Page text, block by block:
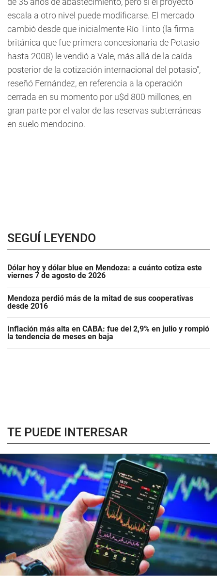
escala a otro nivel puede modificarse. El mercado
cambió desde que inicialmente Río Tinto (la firma
británica que fue primera concesionaria de Potasio
hasta 2008) le vendió a Vale, más allá de la caída
posterior de la cotización internacional del potasio",
reseñó Fernández, en referencia a la operación
cerrada en su momento por u$d 800 millones, en
gran parte por el valor de las reservas subterráneas
en suelo mendocino.
SEGUÍ LEYENDO
Dólar hoy y dólar blue en Mendoza: a cuánto cotiza este
viernes 7 de agosto de 2026
Mendoza perdió más de la mitad de sus cooperativas
desde 2016
Inflación más alta en CABA: fue del 2,9% en julio y rompió
la tendencia de meses en baja
TE PUEDE INTERESAR